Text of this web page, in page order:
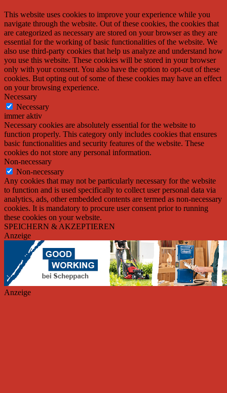
This website uses cookies to improve your experience while you
navigate through the website. Out of these cookies, the cookies that
are categorized as necessary are stored on your browser as they are
essential for the working of basic functionalities of the website. We
also use third-party cookies that help us analyze and understand how
you use this website. These cookies will be stored in your browser
only with your consent. You also have the option to opt-out of these
cookies. But opting out of some of these cookies may have an effect
on your browsing experience.
Necessary
Necessary
immer aktiv
Necessary cookies are absolutely essential for the website to
function properly. This category only includes cookies that ensures
basic functionalities and security features of the website. These
cookies do not store any personal information.
Non-necessary
Non-necessary
Any cookies that may not be particularly necessary for the website
to function and is used specifically to collect user personal data via
analytics, ads, other embedded contents are termed as non-necessary
cookies. It is mandatory to procure user consent prior to running
these cookies on your website.
SPEICHERN & AKZEPTIEREN
Anzeige
Anzeige